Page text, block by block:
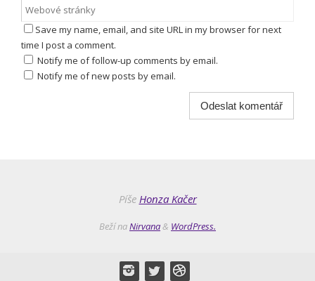
Save my name, email, and site URL in my browser for next
time I post a comment.
Notify me of follow-up comments by email.
Notify me of new posts by email.
Píše Honza Kačer
Beží naNirvana& WordPress.